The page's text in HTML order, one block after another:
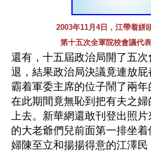
2003年11月4日，江帶着姘
第十五次全軍院校會議代
還有，十五屆政治局開了五
退，結果政治局決議竟連放
霸着軍委主席的位子鬧了兩
在此期間竟無恥到把有夫之
上去。新華網還敢刊登出照
的大老爺們兒前面第一排坐
婦陳至立和揚揚得意的江澤民